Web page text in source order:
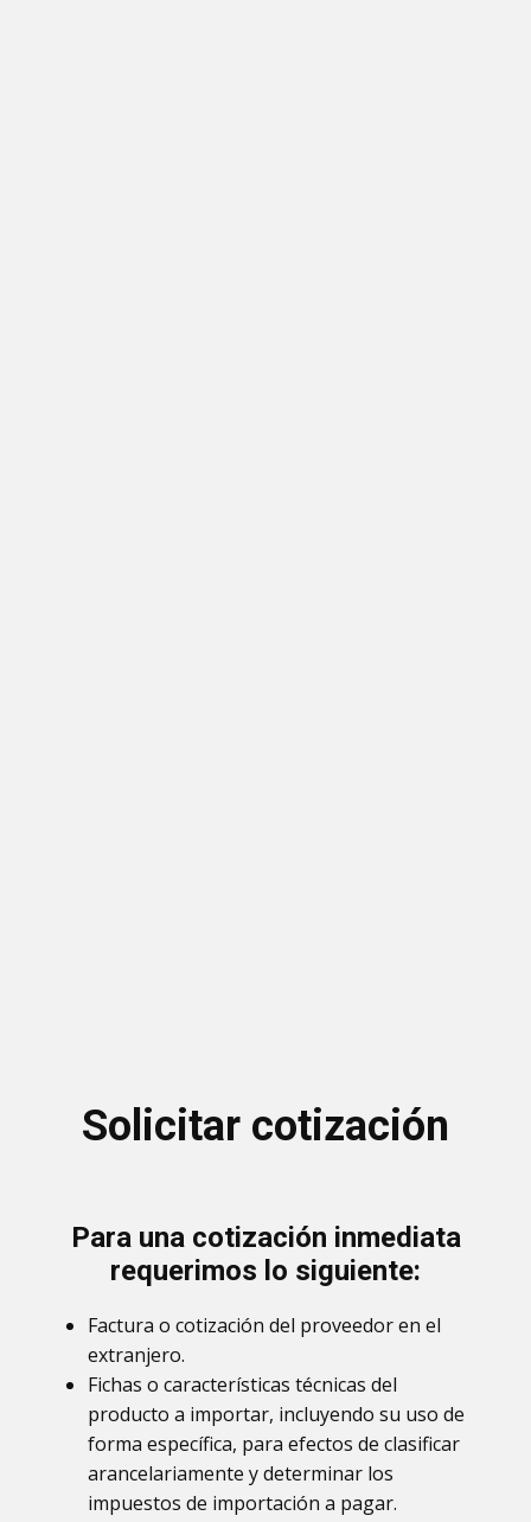
Solicitar cotización
Para una cotización inmediata
requerimos lo siguiente:
Factura o cotización del proveedor en el
extranjero.
Fichas o características técnicas del
producto a importar, incluyendo su uso de
forma específica, para efectos de clasificar
arancelariamente y determinar los
impuestos de importación a pagar.